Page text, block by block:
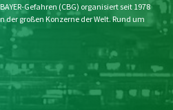
Gefahren (CBG) organisiert seit 1978
der großen Konzerne der Welt. Rund um